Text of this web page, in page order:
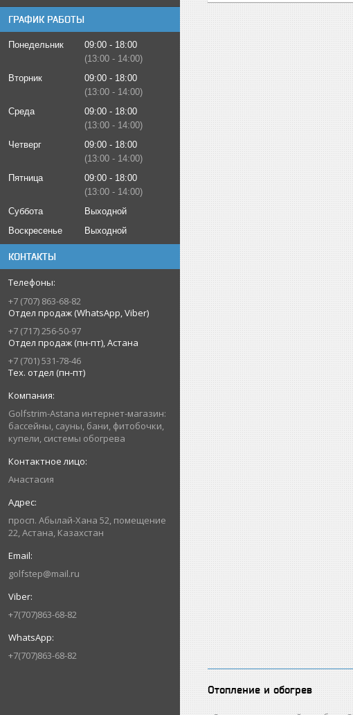
ГРАФИК РАБОТЫ
Понедельник 09:00
18:00
13:00
14:00
Вторник
09:00
18:00
13:00
14:00
Среда
09:00
18:00
13:00
14:00
Четверг
09:00
18:00
13:00
14:00
Пятница
09:00
18:00
13:00
14:00
Суббота
Выходной
Воскресенье
Выходной
КОНТАКТЫ
+7 (707) 863-68-82
Отдел продаж (WhatsApp, Viber)
+7 (717) 256-50-97
Отдел продаж (пн-пт), Астана
+7 (701) 531-78-46
Тех. отдел (пн-пт)
Golfstrim-Astana интернет-магазин:
бассейны, сауны, бани, фитобочки,
купели, системы обогрева
Анастасия
просп. Абылай-Хана 52, помещение
22, Астана, Казахстан
golfstep@mail.ru
+7(707)863-68-82
+7(707)863-68-82
Отопление и обогрев